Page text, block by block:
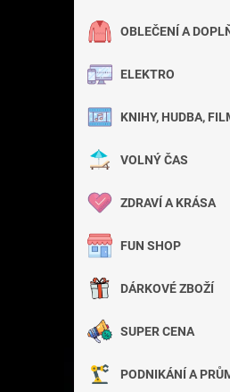
OBLEČENÍ A
ELEKTRO
KNIHY, HUDBA,
VOLNÝ ČAS
ZDRAVÍ A KRÁSA
FUN SHOP
DÁRKOVÉ ZBOŽÍ
SUPER CENA
PODNIKÁNÍ A